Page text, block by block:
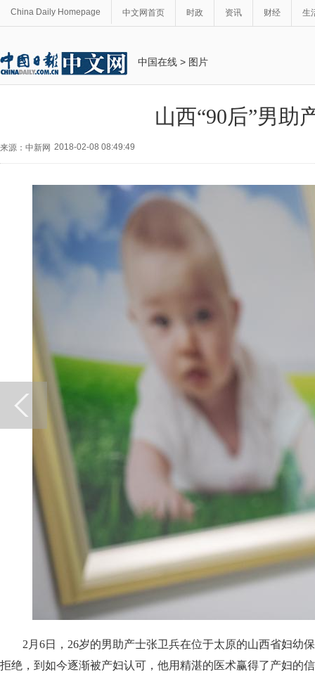
China Daily Homepage 中文网首页 时政 资讯 财经 生
中国在线 > 图片
山西“90后”男助
来源：中新网 2018-02-08 08:49:49
2月6日，26岁的男助产士张卫兵在位于太原的山西省妇幼
拒绝，到如今逐渐被产妇认可，他用精湛的医术赢得了产妇的